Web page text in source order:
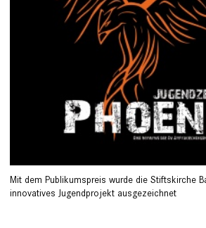
Mit dem Publikumspreis wurde die Stiftskirche
innovatives Jugendprojekt ausgezeichnet